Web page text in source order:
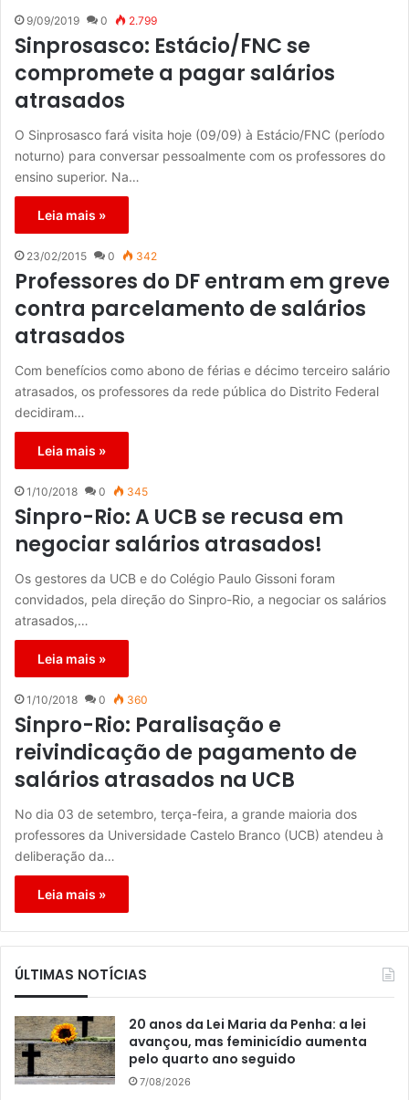
9/09/2019 0 2.799
Sinprosasco: Estácio/FNC se
compromete a pagar salários
atrasados
O Sinprosasco fará visita hoje (09/09) à Estácio/FNC (período
noturno) para conversar pessoalmente com os professores do
ensino superior. Na…
Leia mais »
23/02/2015 0 342
Professores do DF entram em greve
contra parcelamento de salários
atrasados
Com benefícios como abono de férias e décimo terceiro salário
atrasados, os professores da rede pública do Distrito Federal
decidiram…
Leia mais »
1/10/2018 0 345
Sinpro-Rio: A UCB se recusa em
negociar salários atrasados!
Os gestores da UCB e do Colégio Paulo Gissoni foram
convidados, pela direção do Sinpro-Rio, a negociar os salários
atrasados,…
Leia mais »
1/10/2018 0 360
Sinpro-Rio: Paralisação e
reivindicação de pagamento de
salários atrasados na UCB
No dia 03 de setembro, terça-feira, a grande maioria dos
professores da Universidade Castelo Branco (UCB) atendeu à
deliberação da…
Leia mais »
ÚLTIMAS NOTÍCIAS
20 anos da Lei Maria da Penha: a lei
avançou, mas feminicídio aumenta
pelo quarto ano seguido
7/08/2026